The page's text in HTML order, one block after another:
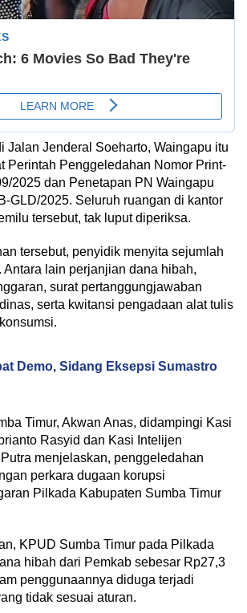
Jalan Jenderal Soeharto, Waingapu itu
Perintah Penggeledahan Nomor Print-
2025 dan Penetapan PN Waingapu
GLD/2025. Seluruh ruangan di kantor
tersebut, tak luput diperiksa.
tersebut, penyidik menyita sejumlah
Antara lain perjanjian dana hibah,
surat pertanggungjawaban
serta kwitansi pengadaan alat tulis
Demo, Sidang Eksepsi Sumastro
Timur, Akwan Anas, didampingi Kasi
Rasyid dan Kasi Intelijen
menjelaskan, penggeledahan
perkara dugaan korupsi
Pilkada Kabupaten Sumba Timur
KPUD Sumba Timur pada Pilkada
hibah dari Pemkab sebesar Rp27,3
penggunaannya diduga terjadi
tidak sesuai aturan.